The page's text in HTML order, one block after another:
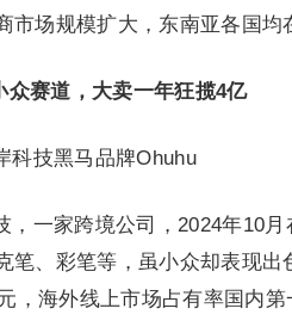
市场规模扩大，东南亚各国均
众赛道，大卖一年狂揽4亿
科技黑马品牌Ohuhu
，一家跨境公司，2024年10
笔、彩笔等，虽小众却表现
，海外线上市场占有率国内第